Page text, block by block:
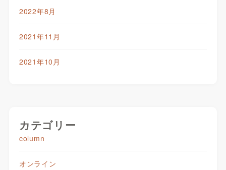
2022年8月
2021年11月
2021年10月
カテゴリー
column
オンライン